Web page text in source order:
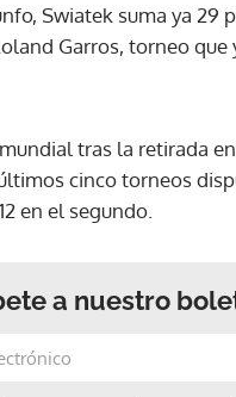
Swiatek suma ya 29
Garros, torneo que
tras la retirada
cinco torneos
en el segundo.
a nuestro